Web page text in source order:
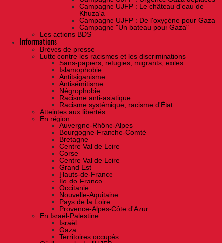
Campagne UJFP : Le château d'eau de
Khuza'a
Campagne UJFP : De l'oxygène pour Gaza
Campagne "Un bateau pour Gaza"
Les actions BDS
Informations
Brèves de presse
Lutte contre les racismes et les discriminations
Sans-papiers, réfugiés, migrants, exilés
Islamophobie
Antitsiganisme
Antisémitisme
Négrophobie
Racisme anti-asiatique
Racisme systémique, racisme d'État
Atteintes aux libertés
En région
Auvergne-Rhône-Alpes
Bourgogne-Franche-Comté
Bretagne
Centre Val de Loire
Corse
Centre Val de Loire
Grand Est
Hauts-de-France
Île-de-France
Occitanie
Nouvelle-Aquitaine
Pays de la Loire
Provence-Alpes-Côte d'Azur
En Israël-Palestine
Israël
Gaza
Territoires occupés